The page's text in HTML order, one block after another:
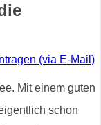
(via E-Mail)
Mit einem guten
schon